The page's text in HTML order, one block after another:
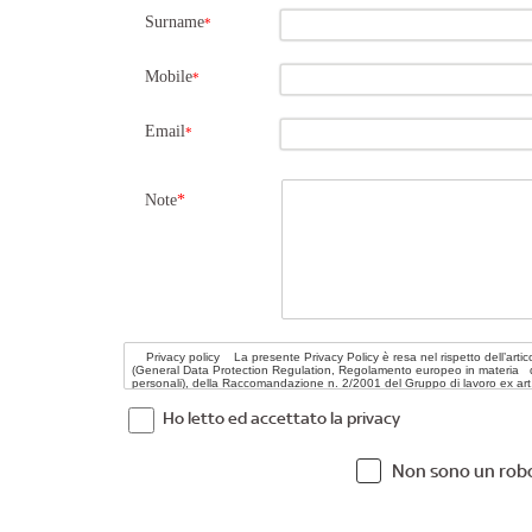
Surname*
Mobile*
Email*
Note*
Ho letto ed accettato la privacy
Non sono un